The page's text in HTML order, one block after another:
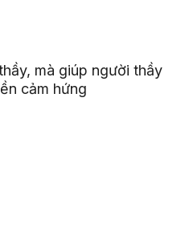
mà giúp người thầy
cảm hứng